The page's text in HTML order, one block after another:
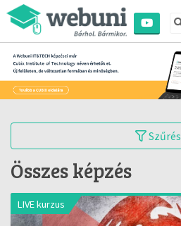
Szűrés
Összes képzés
LIVE kurzus